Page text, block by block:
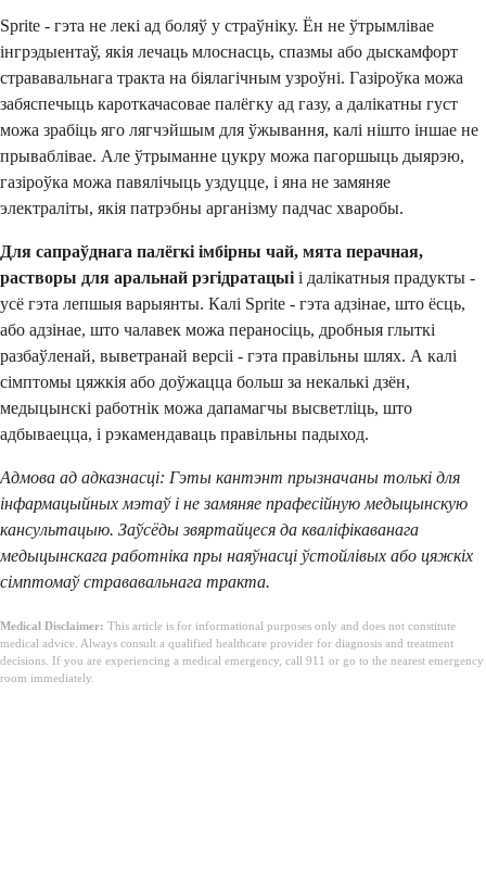
Sprite - гэта не лекі ад боляў у страўніку. Ён не ўтрымлівае
інгрэдыентаў, якія лечаць млоснасць, спазмы або дыскамфорт
стрававальнага тракта на біялагічным узроўні. Газіроўка можа
забяспечыць кароткачасовае палёгку ад газу, а далікатны густ
можа зрабіць яго лягчэйшым для ўжывання, калі нішто іншае не
прываблівае. Але ўтрыманне цукру можа пагоршыць дыярэю,
газіроўка можа павялічыць уздуцце, і яна не замяняе
электраліты, якія патрэбны арганізму падчас хваробы.
Для сапраўднага палёгкі імбірны чай, мята перачная,
растворы для аральнай рэгідратацыі і далікатныя прадукты -
усё гэта лепшыя варыянты. Калі Sprite - гэта адзінае, што ёсць,
або адзінае, што чалавек можа пераносіць, дробныя глыткі
разбаўленай, выветранай версіі - гэта правільны шлях. А калі
сімптомы цяжкія або доўжацца больш за некалькі дзён,
медыцынскі работнік можа дапамагчы высветліць, што
адбываецца, і рэкамендаваць правільны падыход.
Адмова ад адказнасці: Гэты кантэнт прызначаны толькі для
інфармацыйных мэтаў і не замяняе прафесійную медыцынскую
кансультацыю. Заўсёды звяртайцеся да кваліфікаванага
медыцынскага работніка пры наяўнасці ўстойлівых або цяжкіх
сімптомаў стрававальнага тракта.
Medical Disclaimer: This article is for informational purposes only and does not constitute
medical advice. Always consult a qualified healthcare provider for diagnosis and treatment
decisions. If you are experiencing a medical emergency, call 911 or go to the nearest emergency
room immediately.